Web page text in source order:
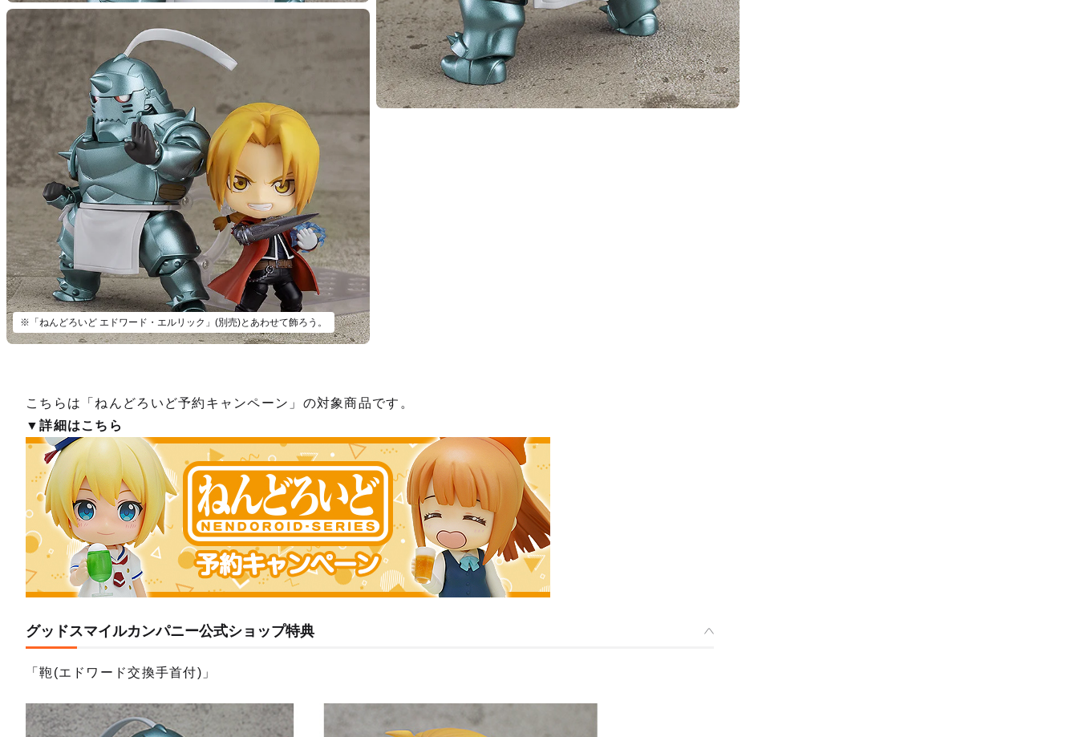
※「ねんどろいど エドワード・エルリック」(別売)とあわせて飾ろう。
2025年12月発売・お1人様3点まで
ねんどろいど アルフォンス・エルリック - 2018年01月発売予定
予約終了
こちらは「ねんどろいど予約キャンペーン」の対象商品です。
▼詳細はこちら
グッドスマイルカンパニー公式ショップ特典
「鞄(エドワード交換手首付)」